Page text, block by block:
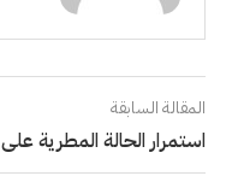
المقالة السابقة
استمرار الحالة المطرية على 8 مناطق